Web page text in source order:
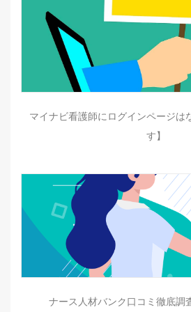
マイナビ看護師にログインページは
す】
ナース人材バンク口コミ徹底調